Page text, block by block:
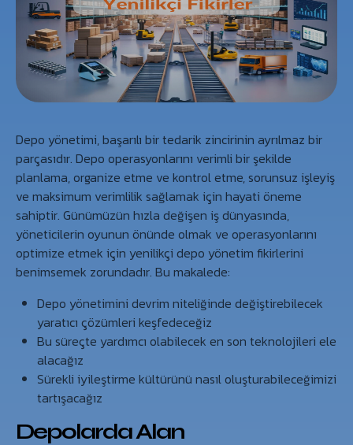
Depo yönetimi, başarılı bir tedarik zincirinin ayrılmaz bir
parçasıdır. Depo operasyonlarını verimli bir şekilde
planlama, organize etme ve kontrol etme, sorunsuz işleyiş
ve maksimum verimlilik sağlamak için hayati öneme
sahiptir. Günümüzün hızla değişen iş dünyasında,
yöneticilerin oyunun önünde olmak ve operasyonlarını
optimize etmek için yenilikçi depo yönetim fikirlerini
benimsemek zorundadır. Bu makalede:
Depo yönetimini devrim niteliğinde değiştirebilecek
yaratıcı çözümleri keşfedeceğiz
Bu süreçte yardımcı olabilecek en son teknolojileri ele
alacağız
Sürekli iyileştirme kültürünü nasıl oluşturabileceğimizi
tartışacağız
Depolarda Alan